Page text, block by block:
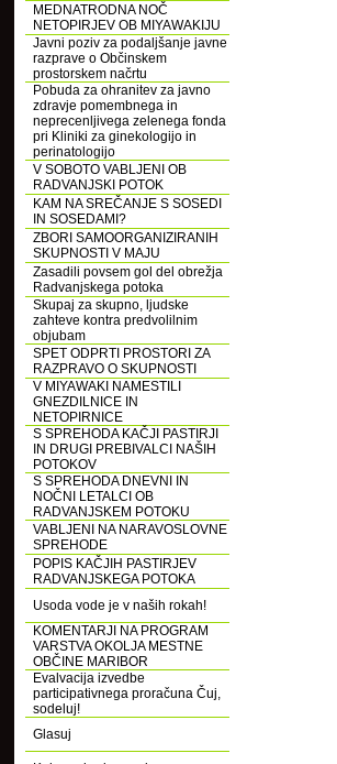
MEDNATRODNA NOČ
NETOPIRJEV OB MIYAWAKIJU
Javni poziv za podaljšanje javne
razprave o Občinskem
prostorskem načrtu
Pobuda za ohranitev za javno
zdravje pomembnega in
neprecenljivega zelenega fonda
pri Kliniki za ginekologijo in
perinatologijo
V SOBOTO VABLJENI OB
RADVANJSKI POTOK
KAM NA SREČANJE S SOSEDI
IN SOSEDAMI?
ZBORI SAMOORGANIZIRANIH
SKUPNOSTI V MAJU
Zasadili povsem gol del obrežja
Radvanjskega potoka
Skupaj za skupno, ljudske
zahteve kontra predvolilnim
objubam
SPET ODPRTI PROSTORI ZA
RAZPRAVO O SKUPNOSTI
V MIYAWAKI NAMESTILI
GNEZDILNICE IN
NETOPIRNICE
S SPREHODA KAČJI PASTIRJI
IN DRUGI PREBIVALCI NAŠIH
POTOKOV
S SPREHODA DNEVNI IN
NOČNI LETALCI OB
RADVANJSKEM POTOKU
VABLJENI NA NARAVOSLOVNE
SPREHODE
POPIS KAČJIH PASTIRJEV
RADVANJSKEGA POTOKA
Usoda vode je v naših rokah!
KOMENTARJI NA PROGRAM
VARSTVA OKOLJA MESTNE
OBČINE MARIBOR
Evalvacija izvedbe
participativnega proračuna Čuj,
sodeluj!
Glasuj